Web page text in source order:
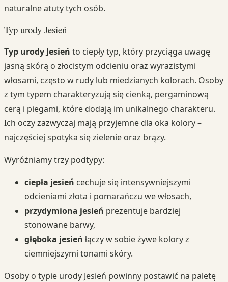
naturalne atuty tych osób.
Typ urody Jesień
Typ urody Jesień to ciepły typ, który przyciąga uwagę
jasną skórą o złocistym odcieniu oraz wyrazistymi
włosami, często w rudy lub miedzianych kolorach. Osoby
z tym typem charakteryzują się cienką, pergaminową
cerą i piegami, które dodają im unikalnego charakteru.
Ich oczy zazwyczaj mają przyjemne dla oka kolory –
najczęściej spotyka się zielenie oraz brązy.
Wyróżniamy trzy podtypy:
ciepła jesień cechuje się intensywniejszymi
odcieniami złota i pomarańczu we włosach,
przydymiona jesień prezentuje bardziej
stonowane barwy,
głęboka jesień łączy w sobie żywe kolory z
ciemniejszymi tonami skóry.
Osoby o typie urody Jesień powinny postawić na paletę